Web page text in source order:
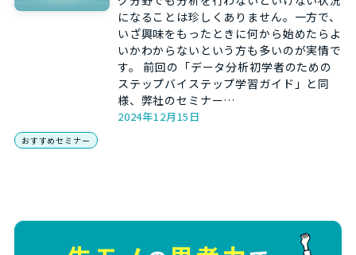
になることは珍しくありません。一方で、
いざ興味をもったときに何から始めたらよ
いかわからないという方も多いのが実情で
す。 前回の「データ分析初学者のための
ステップバイステップ学習ガイド」と同
様、弊社のセミナー…
2024年12月15日
おすすめセミナー